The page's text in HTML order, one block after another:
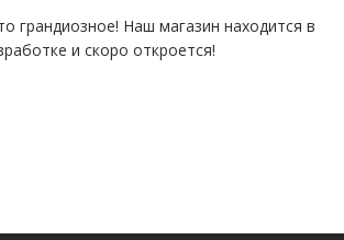
грандиозное! Наш магазин находится в
и скоро откроется!